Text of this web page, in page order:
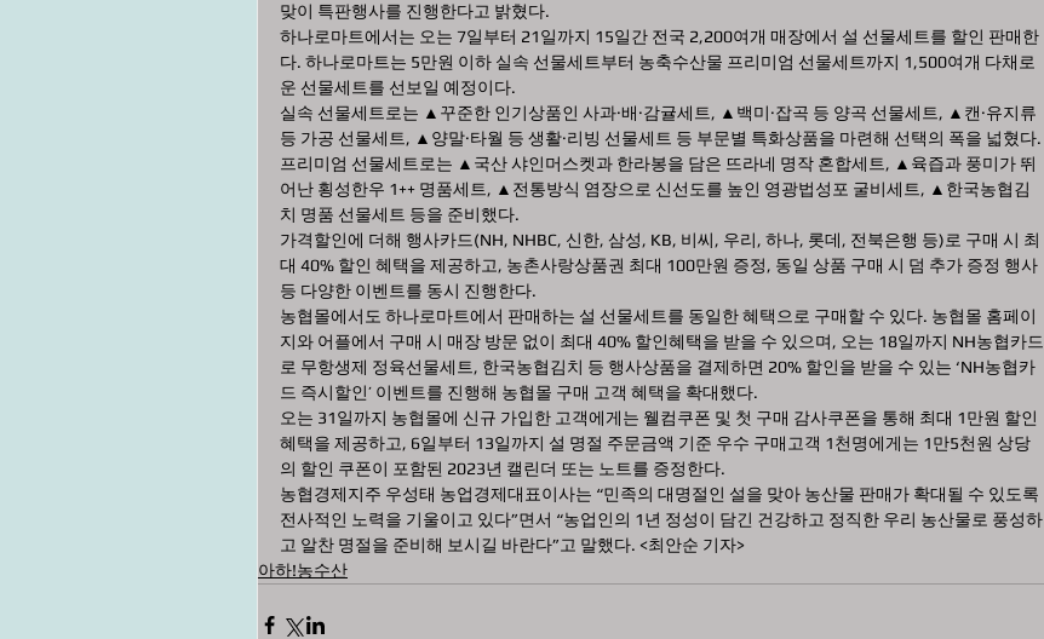
맞이 특판행사를 진행한다고 밝혔다.
하나로마트에서는 오는 7일부터 21일까지 15일간 전국 2,200여개 매장에서 설 선물세트를 할인 판매한
다. 하나로마트는 5만원 이하 실속 선물세트부터 농축수산물 프리미엄 선물세트까지 1,500여개 다채로
운 선물세트를 선보일 예정이다.
실속 선물세트로는 ▲꾸준한 인기상품인 사과·배·감귤세트, ▲백미·잡곡 등 양곡 선물세트, ▲캔·유지류
등 가공 선물세트, ▲양말·타월 등 생활·리빙 선물세트 등 부문별 특화상품을 마련해 선택의 폭을 넓혔다.
프리미엄 선물세트로는 ▲국산 샤인머스켓과 한라봉을 담은 뜨라네 명작 혼합세트, ▲육즙과 풍미가 뛰
어난 횡성한우 1++ 명품세트, ▲전통방식 염장으로 신선도를 높인 영광법성포 굴비세트, ▲한국농협김
치 명품 선물세트 등을 준비했다.
가격할인에 더해 행사카드(NH, NHBC, 신한, 삼성, KB, 비씨, 우리, 하나, 롯데, 전북은행 등)로 구매 시 최
대 40% 할인 혜택을 제공하고, 농촌사랑상품권 최대 100만원 증정, 동일 상품 구매 시 덤 추가 증정 행사
등 다양한 이벤트를 동시 진행한다.
농협몰에서도 하나로마트에서 판매하는 설 선물세트를 동일한 혜택으로 구매할 수 있다. 농협몰 홈페이
지와 어플에서 구매 시 매장 방문 없이 최대 40% 할인혜택을 받을 수 있으며, 오는 18일까지 NH농협카드
로 무항생제 정육선물세트, 한국농협김치 등 행사상품을 결제하면 20% 할인을 받을 수 있는 ‘NH농협카
드 즉시할인’ 이벤트를 진행해 농협몰 구매 고객 혜택을 확대했다.
오는 31일까지 농협몰에 신규 가입한 고객에게는 웰컴쿠폰 및 첫 구매 감사쿠폰을 통해 최대 1만원 할인
혜택을 제공하고, 6일부터 13일까지 설 명절 주문금액 기준 우수 구매고객 1천명에게는 1만5천원 상당
의 할인 쿠폰이 포함된 2023년 캘린더 또는 노트를 증정한다.
농협경제지주 우성태 농업경제대표이사는 “민족의 대명절인 설을 맞아 농산물 판매가 확대될 수 있도록
전사적인 노력을 기울이고 있다”면서 “농업인의 1년 정성이 담긴 건강하고 정직한 우리 농산물로 풍성하
고 알찬 명절을 준비해 보시길 바란다”고 말했다. <최안순 기자>
아하!농수산